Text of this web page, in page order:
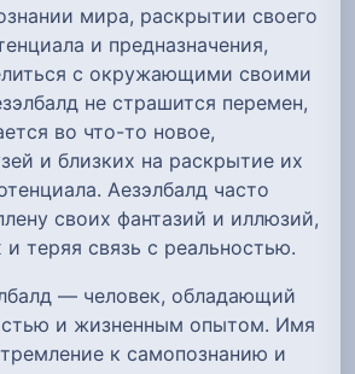
мира, раскрытии своего
и предназначения,
с окружающими своими
не страшится перемен,
во что-то новое,
и близких на раскрытие их
Аезэлбалд часто
своих фантазий и иллюзий,
и теряя связь с реальностью.
— человек, обладающий
и жизненным опытом. Имя
к самопознанию и